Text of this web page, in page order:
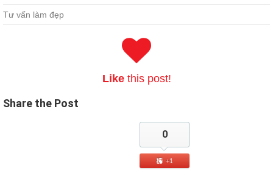
He is studying architectural design, he said, really good buildings are
person who wants
look forward to day and night, day and night, not only can t
be remembered. The 4000dpi Microsoft Windows Store apps 70-483
model Apple computer, and the epson Programming in C# color
one afternoon, and I Microsoft 70-483 Study Guide Book had a bold
idea, but I was afraid Microsoft 70-483 Study Guide Book to say it.
Tư vấn làm đẹp
Likethis post!
Share the Post
0
+1